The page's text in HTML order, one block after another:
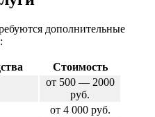
дополнительные
Стоимость
от 500 — 2000
руб.
от 4 000 руб.